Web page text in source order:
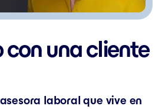
una cliente
laboral que vive en